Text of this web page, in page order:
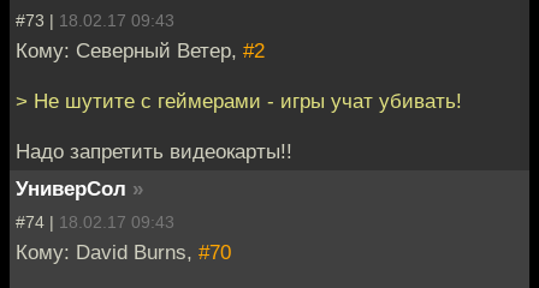
#73 | 18.02.17 09:43
Кому: Северный Ветер, #2
> Не шутите с геймерами - игры учат убивать!
Надо запретить видеокарты!!
УниверСол »
#74 | 18.02.17 09:43
Кому: David Burns, #70